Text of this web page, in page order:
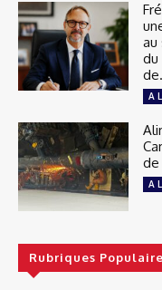
au
du
A
de
A
Rubriques